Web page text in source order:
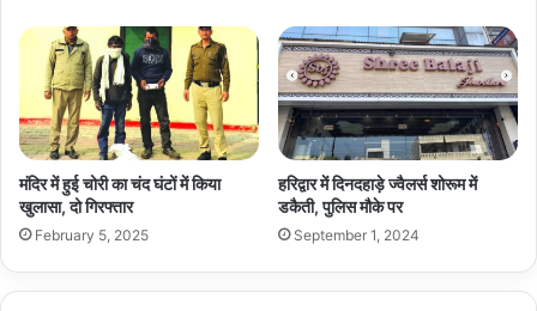
मंदिर में हुई चोरी का चंद घंटों में किया
खुलासा, दो गिरफ्तार
February 5, 2025
हरिद्वार में दिनदहाड़े ज्वैलर्स शोरूम में
डकैती, पुलिस मौके पर
September 1, 2024